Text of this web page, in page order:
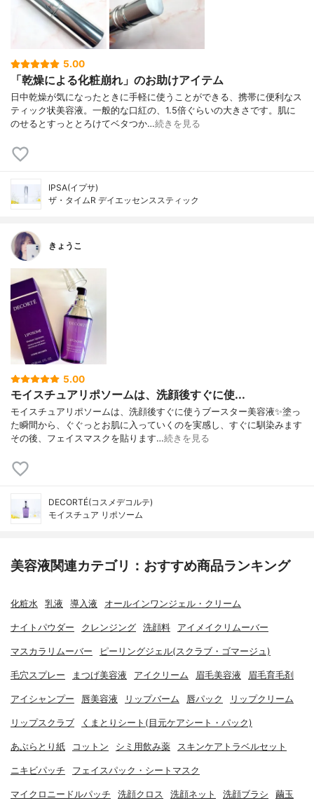
5.00
「乾燥による化粧崩れ」のお助けアイテム
日中乾燥が気になったときに手軽に使うことができる、携帯に便利なス
ティック状美容液。一般的な口紅の、1.5倍ぐらいの大きさです。肌に
のせるとすっととろけてベタつか…続きを見る
IPSA(イプサ)
ザ・タイムR デイエッセンススティック
きょうこ
5.00
モイスチュアリポソームは、洗顔後すぐに使...
モイスチュアリポソームは、洗顔後すぐに使うブースター美容液✨塗っ
た瞬間から、ぐぐっとお肌に入っていくのを実感し、すぐに馴染みます
その後、フェイスマスクを貼ります…続きを見る
DECORTÉ(コスメデコルテ)
モイスチュア リポソーム
美容液関連カテゴリ：おすすめ商品ランキング
化粧水 乳液 導入液 オールインワンジェル・クリーム
ナイトパウダー クレンジング 洗顔料 アイメイクリムーバー
マスカラリムーバー ピーリングジェル(スクラブ・ゴマージュ)
毛穴スプレー まつげ美容液 アイクリーム 眉毛美容液 眉毛育毛剤
アイシャンプー 唇美容液 リップバーム 唇パック リップクリーム
リップスクラブ くまとりシート(目元ケアシート・パック)
あぶらとり紙 コットン シミ用飲み薬 スキンケアトラベルセット
ニキビパッチ フェイスパック・シートマスク
マイクロニードルパッチ 洗顔クロス 洗顔ネット 洗顔ブラシ 繭玉